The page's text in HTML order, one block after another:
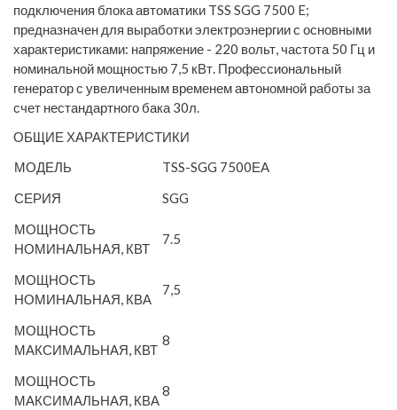
подключения блока автоматики TSS SGG 7500 E;
предназначен для выработки электроэнергии с основными
характеристиками: напряжение - 220 вольт, частота 50 Гц и
номинальной мощностью 7,5 кВт. Профессиональный
генератор с увеличенным временем автономной работы за
счет нестандартного бака 30л.
ОБЩИЕ ХАРАКТЕРИСТИКИ
МОДЕЛЬ
TSS-SGG 7500ЕA
СЕРИЯ
SGG
МОЩНОСТЬ
НОМИНАЛЬНАЯ, КВТ
7.5
МОЩНОСТЬ
НОМИНАЛЬНАЯ, КВА
7,5
МОЩНОСТЬ
МАКСИМАЛЬНАЯ, КВТ
8
МОЩНОСТЬ
МАКСИМАЛЬНАЯ, КВА
8